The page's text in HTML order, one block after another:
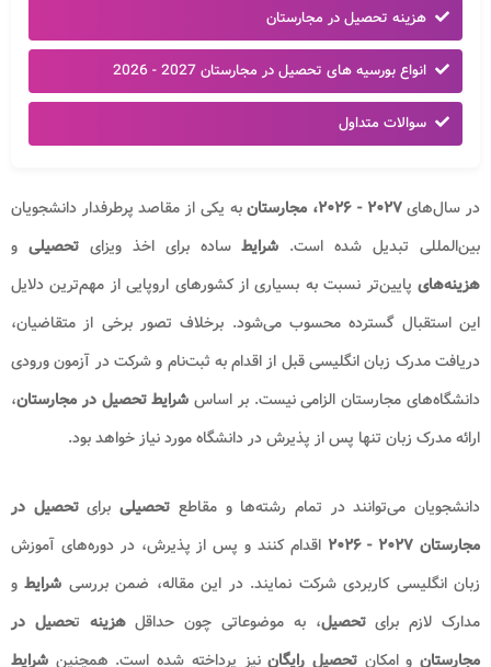
هزینه تحصیل در مجارستان
انواع بورسیه های تحصیل در مجارستان 2027 - 2026
سوالات متداول
در سال‌های۲۰۲۷ - ۲۰۲۶، مجارستانبه یکی از مقاصد پرطرفدار دانشجویان
بین‌المللی تبدیل شده است. شرایطساده برای اخذ ویزایتحصیلی و
هزینه‌های پایین‌تر نسبت به بسیاری از کشورهای اروپایی از مهم‌ترین دلایل
این استقبال گسترده محسوب می‌شود. برخلاف تصور برخی از متقاضیان،
دریافت مدرک زبان انگلیسی قبل از اقدام به ثبت‌نام و شرکت در آزمون ورودی
دانشگاه‌های مجارستان الزامی نیست. بر اساس شرایط تحصیل در مجارستان،
ارائه مدرک زبان تنها پس از پذیرش در دانشگاه مورد نیاز خواهد بود.
دانشجویان می‌توانند در تمام رشته‌ها و مقاطع تحصیلی برایتحصیل در
مجارستان ۲۰۲۷ - ۲۰۲۶
اقدام کنند و پس از پذیرش، در دوره‌های آموزش
زبان انگلیسی کاربردی شرکت نمایند. در این مقاله، ضمن بررسی شرایط و
مدارک لازم برایتحصیل، به موضوعاتی چون حداقلهزینه تحصیل در
مجارستانو امکانتحصیل رایگاننیز پرداخته شده است. همچنین شرایط